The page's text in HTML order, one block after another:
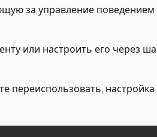
за управление поведением
или настроить его через
переиспользовать, настройка